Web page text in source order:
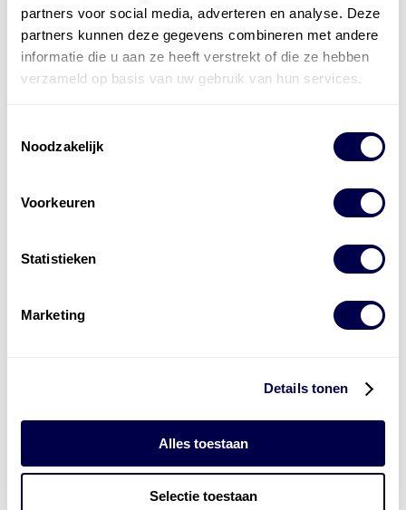
partners voor social media, adverteren en analyse. Deze
partners kunnen deze gegevens combineren met andere
informatie die u aan ze heeft verstrekt of die ze hebben
verzameld op basis van uw gebruik van hun services.
Noodzakelijk
Voorkeuren
Statistieken
Marketing
Details tonen
Alles toestaan
Selectie toestaan
ACEA E7